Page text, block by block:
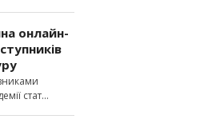
онлайн-
стат